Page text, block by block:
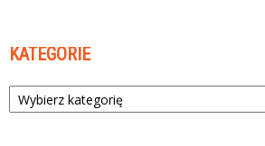
KATEGORIE
Kategorie